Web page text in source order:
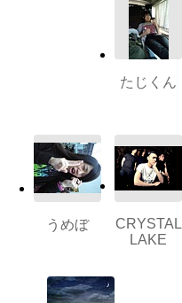
たじくん
うめぼ
CRYSTAL
LAKE